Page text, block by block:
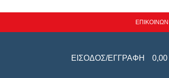
ΕΙΣΟΔΟΣ/ΕΓΓΡΑΦΗ 0,00